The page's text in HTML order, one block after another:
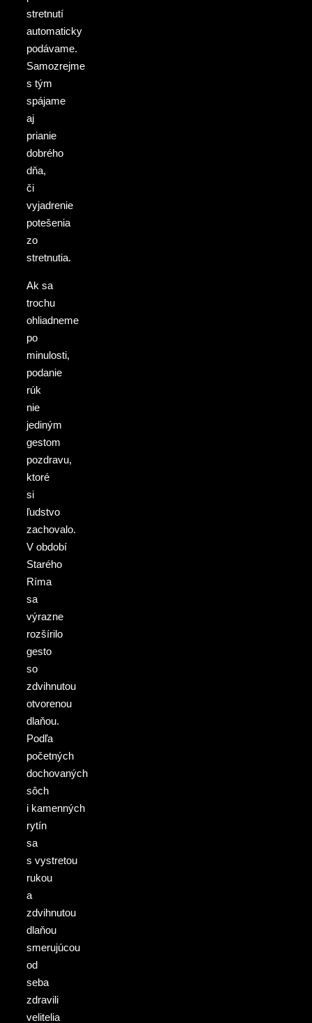
stretnutí
automaticky
podávame.
Samozrejme
s tým
spájame
aj
prianie
dobrého
dňa,
či
vyjadrenie
potešenia
zo
stretnutia.
Ak sa
trochu
ohliadneme
po
minulosti,
podanie
rúk
nie
jediným
gestom
pozdravu,
ktoré
si
ľudstvo
zachovalo.
V období
Starého
Ríma
sa
výrazne
rozšírilo
gesto
so
zdvihnutou
otvorenou
dlaňou.
Podľa
početných
dochovaných
sôch
i kamenných
rytín
sa
s vystretou
rukou
a
zdvihnutou
dlaňou
smerujúcou
od
seba
zdravili
velitelia